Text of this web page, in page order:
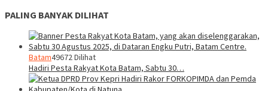
PALING BANYAK DILIHAT
Batam49672 Dilihat
Hadiri Pesta Rakyat Kota Batam, Sabtu 30…